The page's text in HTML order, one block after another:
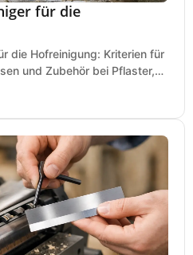
für die
die Hofreinigung: Kriterien für
und Zubehör bei Pflaster,